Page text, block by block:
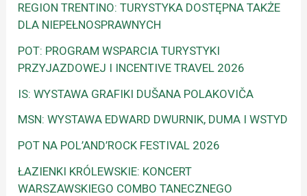
REGION TRENTINO: TURYSTYKA DOSTĘPNA TAKŻE
DLA NIEPEŁNOSPRAWNYCH
POT: PROGRAM WSPARCIA TURYSTYKI
PRZYJAZDOWEJ I INCENTIVE TRAVEL 2026
IS: WYSTAWA GRAFIKI DUŠANA POLAKOVIČA
MSN: WYSTAWA EDWARD DWURNIK, DUMA I WSTYD
POT NA POL’AND’ROCK FESTIVAL 2026
ŁAZIENKI KRÓLEWSKIE: KONCERT
WARSZAWSKIEGO COMBO TANECZNEGO